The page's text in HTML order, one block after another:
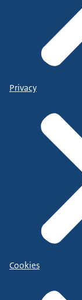
Privacy
Cookies